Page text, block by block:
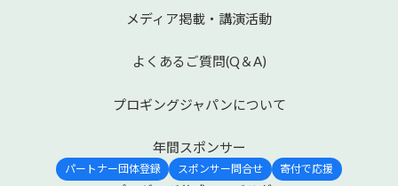
パートナー団体登録 スポンサー問合せ 寄付で応援
メディア掲載・講演活動
よくあるご質問(Q＆A)
プロギングジャパンについて
年間スポンサー